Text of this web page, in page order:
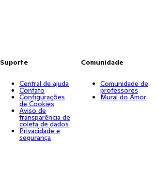
Suporte
Central de ajuda
Contato
Configurações
de Cookies
Aviso de
transparência de
coleta de dados
Privacidade e
segurança
Comunidade
Comunidade de
professores
Mural do Amor